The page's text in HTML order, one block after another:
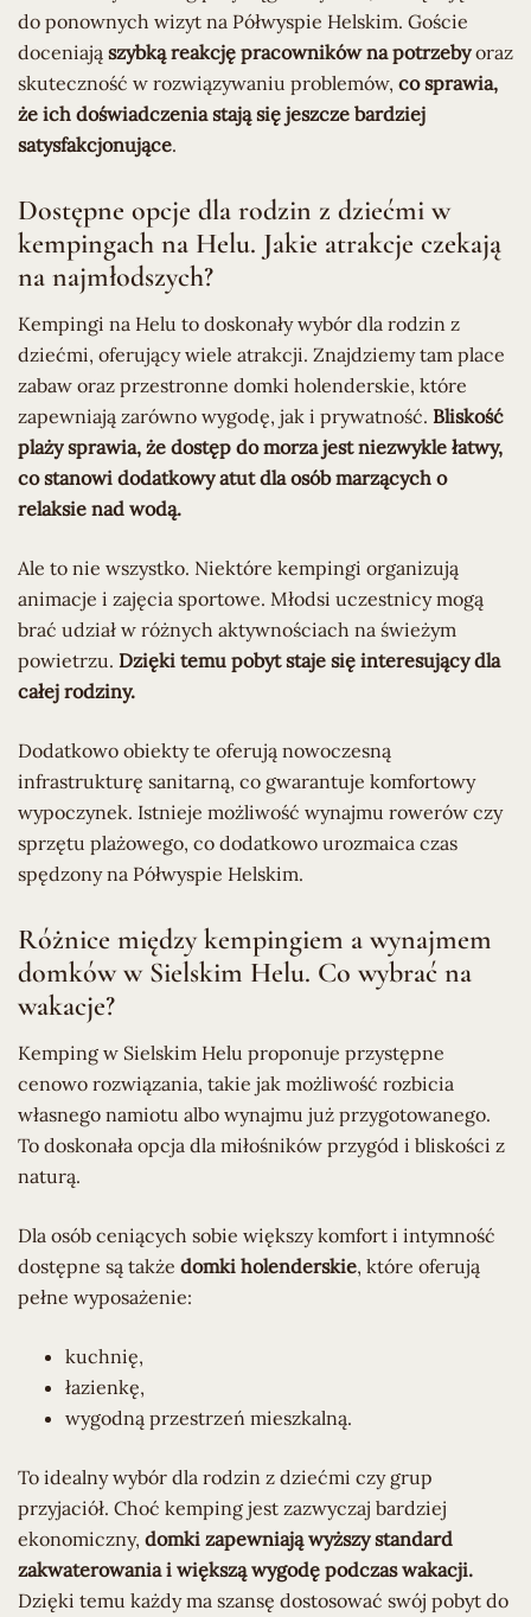
do ponownych wizyt na Półwyspie Helskim. Goście
doceniają szybką reakcję pracowników na potrzebyoraz
skuteczność w rozwiązywaniu problemów, co sprawia,
że ich doświadczenia stają się jeszcze bardziej
satysfakcjonujące.
Dostępne opcje dla rodzin z dziećmi w
kempingach na Helu. Jakie atrakcje czekają
na najmłodszych?
Kempingi na Helu to doskonały wybór dla rodzin z
dziećmi, oferujący wiele atrakcji. Znajdziemy tam place
zabaw oraz przestronne domki holenderskie, które
zapewniają zarówno wygodę, jak i prywatność. Bliskość
plaży sprawia, że dostęp do morza jest niezwykle łatwy,
co stanowi dodatkowy atut dla osób marzących o
relaksie nad wodą.
Ale to nie wszystko. Niektóre kempingi organizują
animacje i zajęcia sportowe. Młodsi uczestnicy mogą
brać udział w różnych aktywnościach na świeżym
powietrzu. Dzięki temu pobyt staje się interesujący dla
całej rodziny.
Dodatkowo obiekty te oferują nowoczesną
infrastrukturę sanitarną, co gwarantuje komfortowy
wypoczynek. Istnieje możliwość wynajmu rowerów czy
sprzętu plażowego, co dodatkowo urozmaica czas
spędzony na Półwyspie Helskim.
Różnice między kempingiem a wynajmem
domków w Sielskim Helu. Co wybrać na
wakacje?
Kemping w Sielskim Helu proponuje przystępne
cenowo rozwiązania, takie jak możliwość rozbicia
własnego namiotu albo wynajmu już przygotowanego.
To doskonała opcja dla miłośników przygód i bliskości z
naturą.
Dla osób ceniących sobie większy komfort i intymność
dostępne są także domki holenderskie, które oferują
pełne wyposażenie:
kuchnię,
łazienkę,
wygodną przestrzeń mieszkalną.
To idealny wybór dla rodzin z dziećmi czy grup
przyjaciół. Choć kemping jest zazwyczaj bardziej
ekonomiczny, domki zapewniają wyższy standard
zakwaterowania i większą wygodę podczas wakacji.
Dzięki temu każdy ma szansę dostosować swój pobyt do